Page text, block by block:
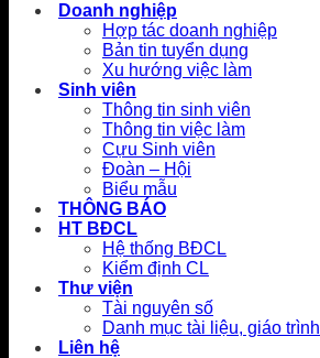
Doanh nghiệp
Hợp tác doanh nghiệp
Bản tin tuyển dụng
Xu hướng việc làm
Sinh viên
Thông tin sinh viên
Thông tin việc làm
Cựu Sinh viên
Đoàn – Hội
Biểu mẫu
THÔNG BÁO
HT BĐCL
Hệ thống BĐCL
Kiểm định CL
Thư viện
Tài nguyên số
Danh mục tài liệu, giáo trình
Liên hệ